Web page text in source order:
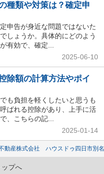
種類や対策は？確定申
申告が身近な問題ではないた
しょうか。具体的にどのよう
有効で、確定...
2025-06-10
除額の計算方法やポイ
も負担を軽くしたいと思うも
ばれる控除があり、上手に活
、こちらの記...
2025-01-14
動産株式会社 ハウスドゥ四日市別名
プへ